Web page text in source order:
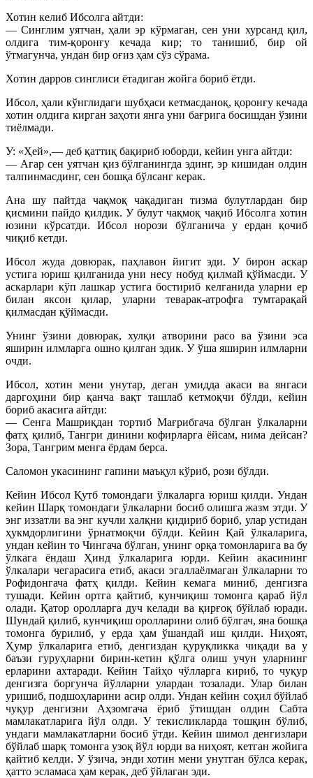
Хотин келиб Ибсолга айтди:
— Синглим уятчан, ҳали эр кўрмаган, сен уни хурсанд қил,
олдига тим-қоронғу кечада кир; то танишиб, бир ой
ўтмагунча, ундан бир оғиз ҳам сўз сўрама.
Хотин дарров синглиси ётадиган жойга бориб ётди.
Ибсол, ҳали кўнглидаги шубҳаси кетмасданоқ, қоронғу кечада
хотин олдига кирган заҳоти янга уни бағрига босишдан ўзини
тиёлмади.
У: «Ҳей»,— деб қаттиқ бақириб юборди, кейин унга айтди:
— Агар сен уятчан қиз бўлганингда эдинг, эр кишидан олдин
талпинмасдинг, сен бошқа бўлсанг керак.
Ана шу пайтда чақмоқ чақадиган тизма булутлардан бир
қисмини пайдо қилдик. У булут чақмоқ чақиб Ибсолга хотин
юзини кўрсатди. Ибсол норози бўлганича у ердан қочиб
чиқиб кетди.
Ибсол жуда довюрак, паҳлавон йигит эди. У бирон аскар
устига юриш қилганида уни несу нобуд қилмай қўймасди. У
аскарлари кўп лашкар устига бостириб келганида уларни ер
билан яксон қилар, уларни теварак-атрофга тумтарақай
қилмасдан қўймасди.
Унинг ўзини довюрак, хулқи атворини расо ва ўзини эса
яширин илмларга ошно қилган эдик. У ўша яширин илмларни
очди.
Ибсол, хотин мени унутар, деган умидда акаси ва янгаси
даргоҳини бир қанча вақт ташлаб кетмоқчи бўлди, кейин
бориб акасига айтди:
— Сенга Машриқдан тортиб Мағрибгача бўлган ўлкаларни
фатҳ қилиб, Тангри динини кофирларга ёйсам, нима дейсан?
Зора, Тангрим менга ёрдам берса.
Саломон укасининг гапини маъқул кўриб, рози бўлди.
Кейин Ибсол Қутб томондаги ўлкаларга юриш қилди. Ундан
кейин Шарқ томондаги ўлкаларни босиб олишга жазм этди. У
энг иззатли ва энг кучли халқни қидириб бориб, улар устидан
ҳукмдорлигини ўрнатмоқчи бўлди. Кейин Қай ўлкаларига,
ундан кейин то Чингача бўлган, унинг орқа томонларига ва бу
ўлкага ёндаш Ҳинд ўлкаларига юрди. Кейин акасининг
ўлкалари чегарасига етиб, акаси эгаллаёлмаган ўлкаларни то
Рофидонгача фатҳ қилди. Кейин кемага миниб, денгизга
тушади. Кейин ортга қайтиб, кунчиқиш томонга қараб йўл
олади. Қатор оролларга дуч келади ва қирғоқ бўйлаб юради.
Шундай қилиб, кунчиқиш оролларини олиб бўлгач, яна бошқа
томонга бурилиб, у ерда ҳам ўшандай иш қилди. Ниҳоят,
Ҳумр ўлкаларига етиб, денгиздан қуруқликка чиқади ва у
баъзи гуруҳларни бирин-кетин қўлга олиш учун уларнинг
ерларини ахтаради. Кейин Тайҳо чўлларга кириб, то чуқур
денгизга боргунча йўлларни улардан тозалади. Улар билан
уришиб, подшоҳларини асир олди. Ундан кейин соҳил бўйлаб
чуқур денгизни Аҳзомгача ёриб ўтишдан олдин Сабта
мамлакатларига йўл олди. У текисликларда тошқин бўлиб,
ундаги мамлакатларни босиб ўтди. Кейин шимол денгизлари
бўйлаб шарқ томонга узоқ йўл юрди ва ниҳоят, кетган жойига
қайтиб келди. У ўзича, энди хотин мени унутган бўлса керак,
ҳатто эсламаса ҳам керак, деб ўйлаган эди.